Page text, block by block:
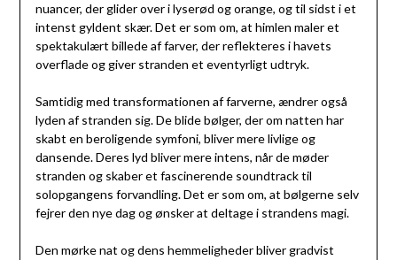
nuancer, der glider over i lyserød og orange, og til sidst i et
intenst gyldent skær. Det er som om, at himlen maler et
spektakulært billede af farver, der reflekteres i havets
overflade og giver stranden et eventyrligt udtryk.
Samtidig med transformationen af farverne, ændrer også
lyden af stranden sig. De blide bølger, der om natten har
skabt en beroligende symfoni, bliver mere livlige og
dansende. Deres lyd bliver mere intens, når de møder
stranden og skaber et fascinerende soundtrack til
solopgangens forvandling. Det er som om, at bølgerne selv
fejrer den nye dag og ønsker at deltage i strandens magi.
Den mørke nat og dens hemmeligheder bliver gradvist